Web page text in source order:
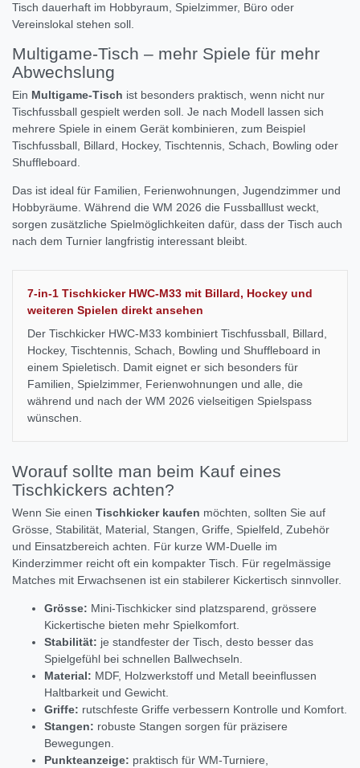
Tisch dauerhaft im Hobbyraum, Spielzimmer, Büro oder
Vereinslokal stehen soll.
Multigame-Tisch – mehr Spiele für mehr
Abwechslung
Ein Multigame-Tisch ist besonders praktisch, wenn nicht nur
Tischfussball gespielt werden soll. Je nach Modell lassen sich
mehrere Spiele in einem Gerät kombinieren, zum Beispiel
Tischfussball, Billard, Hockey, Tischtennis, Schach, Bowling oder
Shuffleboard.
Das ist ideal für Familien, Ferienwohnungen, Jugendzimmer und
Hobbyräume. Während die WM 2026 die Fussballlust weckt,
sorgen zusätzliche Spielmöglichkeiten dafür, dass der Tisch auch
nach dem Turnier langfristig interessant bleibt.
7-in-1 Tischkicker HWC-M33 mit Billard, Hockey und
weiteren Spielen direkt ansehen
Der Tischkicker HWC-M33 kombiniert Tischfussball, Billard,
Hockey, Tischtennis, Schach, Bowling und Shuffleboard in
einem Spieletisch. Damit eignet er sich besonders für
Familien, Spielzimmer, Ferienwohnungen und alle, die
während und nach der WM 2026 vielseitigen Spielspass
wünschen.
Worauf sollte man beim Kauf eines
Tischkickers achten?
Wenn Sie einen Tischkicker kaufen möchten, sollten Sie auf
Grösse, Stabilität, Material, Stangen, Griffe, Spielfeld, Zubehör
und Einsatzbereich achten. Für kurze WM-Duelle im
Kinderzimmer reicht oft ein kompakter Tisch. Für regelmässige
Matches mit Erwachsenen ist ein stabilerer Kickertisch sinnvoller.
Grösse: Mini-Tischkicker sind platzsparend, grössere
Kickertische bieten mehr Spielkomfort.
Stabilität: je standfester der Tisch, desto besser das
Spielgefühl bei schnellen Ballwechseln.
Material: MDF, Holzwerkstoff und Metall beeinflussen
Haltbarkeit und Gewicht.
Griffe: rutschfeste Griffe verbessern Kontrolle und Komfort.
Stangen: robuste Stangen sorgen für präzisere
Bewegungen.
Punkteanzeige: praktisch für WM-Turniere,